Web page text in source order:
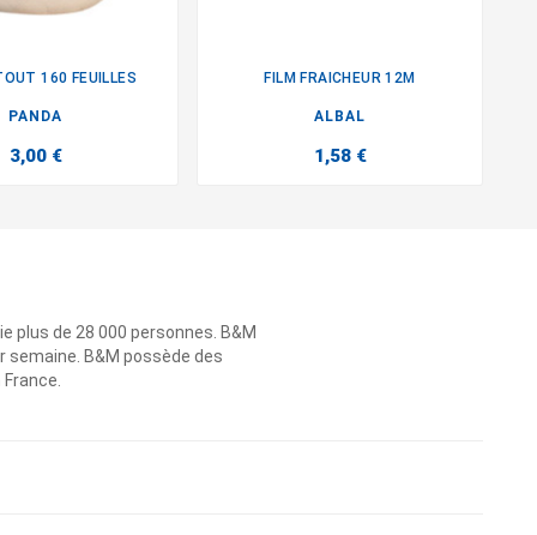
160 FEUILLES
PANDA
3,00 €
FILM FRAICHEUR 12M
ALBAL
1,58 €
plus de 28 000 personnes. B&M
B&M possède des